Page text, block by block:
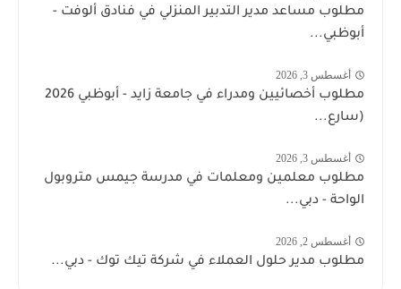
مطلوب مساعد مدير التدبير المنزلي في فنادق ألوفت -
أبوظبي...
أغسطس 3, 2026
مطلوب أخصائيين ومدراء في جامعة زايد - أبوظبي 2026
(سارع...
أغسطس 3, 2026
مطلوب معلمين ومعلمات في مدرسة جيمس متروبول
الواحة - دبي...
أغسطس 2, 2026
مطلوب مدير حلول العملاء في شركة تيك توك - دبي...